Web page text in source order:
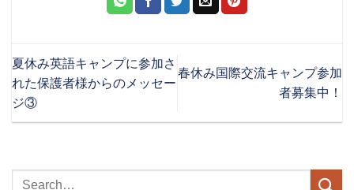
夏休み英語キャンプに参加さ
れた保護者様からのメッセー
ジ③
春休み国際交流キャンプ参加
者募集中！